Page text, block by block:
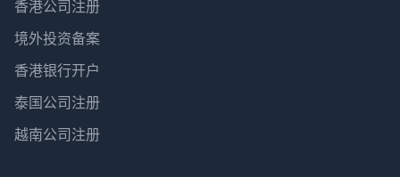
香港公司注册
境外投资备案
香港银行开户
泰国公司注册
越南公司注册